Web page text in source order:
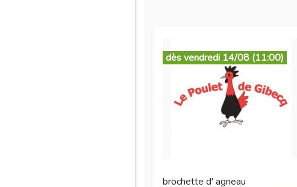
dès vendredi 14/08 (11:00)
brochette d' agneau